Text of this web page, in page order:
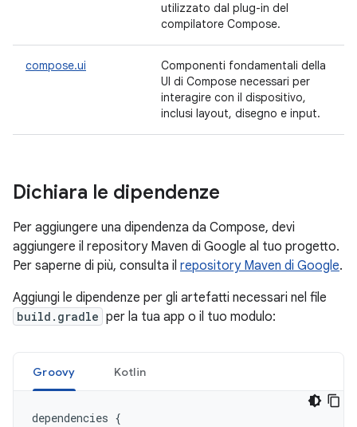
utilizzato dal plug-in del
compilatore Compose.
compose.ui
Componenti fondamentali della
UI di Compose necessari per
interagire con il dispositivo,
inclusi layout, disegno e input.
Dichiara le dipendenze
Per aggiungere una dipendenza da Compose, devi
aggiungere il repository Maven di Google al tuo progetto.
Per saperne di più, consulta il repository Maven di Google.
Aggiungi le dipendenze per gli artefatti necessari nel file
build.gradle per la tua app o il tuo modulo:
Groovy Kotlin
dependencies {